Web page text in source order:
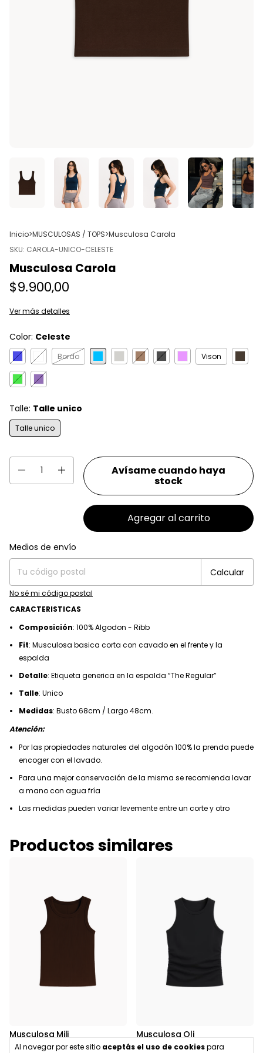
Al navegar por este sitio aceptás el uso de cookiespara
Inicio>MUSCULOSAS / TOPS>Musculosa Carola
SKU: CAROLA-UNICO-CELESTE
Musculosa Carola
$9.900,00
Ver más detalles
Color: Celeste
Bordo Vison
Talle: Talle unico
Talle unico
Avísame cuando haya
stock
Entregas para el CP:
Medios de envío
Calcular
No sé mi código postal
CARACTERISTICAS
Composición: 100% Algodon - Ribb
Fit: Musculosa basica corta con cavado en el frente y la
espalda
Detalle: Etiqueta generica en la espalda “The Regular”
Talle: Unico
Medidas: Busto 68cm / Largo 48cm.
Atención:
Por las propiedades naturales del algodón 100% la prenda puede
encoger con el lavado.
Para una mejor conservación de la misma se recomienda lavar
a mano con agua fría
Las medidas pueden variar levemente entre un corte y otro
Productos similares
Musculosa Mili
$10.900,00
Musculosa Oli
$6.800,00